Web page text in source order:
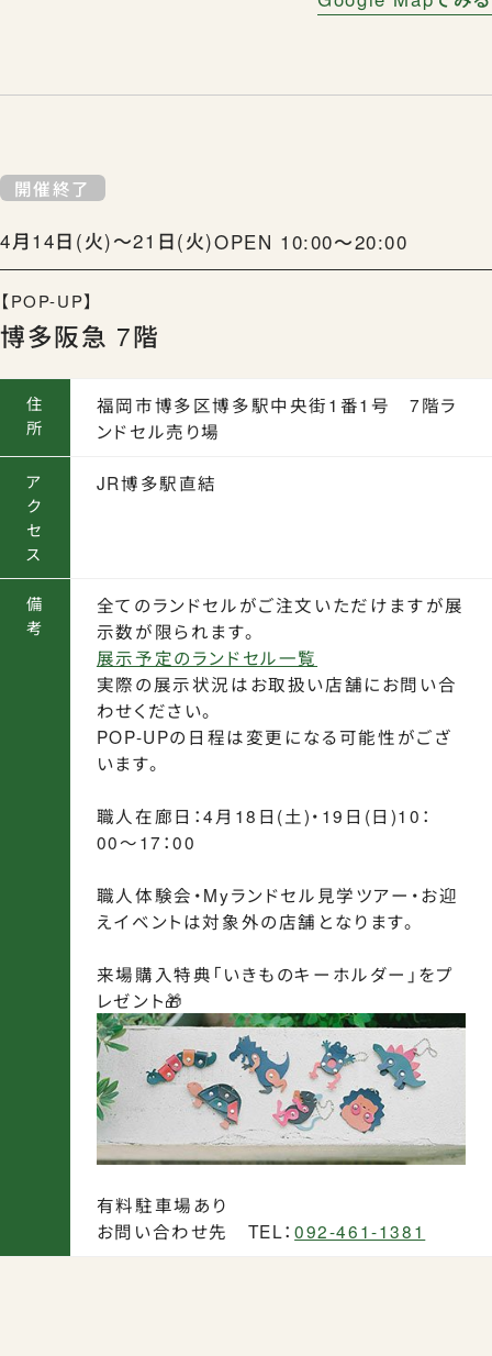
開催終了
4月14日(火)〜21日(火)OPEN 10:00〜20:00
【POP-UP】
博多阪急 7階
住
所
福岡市博多区博多駅中央街1番1号 7階ラ
ンドセル売り場
ア
ク
セ
ス
JR博多駅直結
備
考
全てのランドセルがご注文いただけますが展
示数が限られます。
展示予定のランドセル一覧
実際の展示状況はお取扱い店舗にお問い合
わせください。
POP-UPの日程は変更になる可能性がござ
います。
職人在廊日：4月18日(土)・19日(日)10：
00〜17：00
職人体験会・Myランドセル見学ツアー・お迎
えイベントは対象外の店舗となります。
来場購入特典「いきものキーホルダー」をプ
レゼント🎁
有料駐車場あり
お問い合わせ先 TEL：092-461-1381